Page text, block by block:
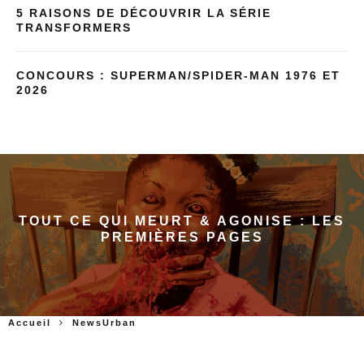
5 RAISONS DE DÉCOUVRIR LA SÉRIE
TRANSFORMERS
CONCOURS : SUPERMAN/SPIDER-MAN 1976 ET
2026
TOUT CE QUI MEURT & AGONISE : LES
PREMIÈRES PAGES
Accueil NewsUrban